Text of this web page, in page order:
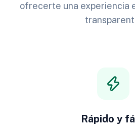
ofrecerte una experiencia
Rápido y